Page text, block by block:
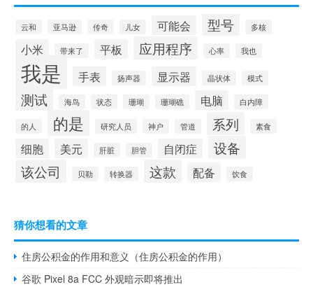
云和 亚马逊 传奇 儿女 可能会 型号 多核
小米 带来了 平板 应用程序 心率 我也
我是 手表 扬声器 显示器 晶状体 模式
测试 海鸟 状态 珊瑚 珊瑚礁 电脑 白内障
的人 的是 研究人员 神户 管道 系列 素食
细胞 美元 肝脏 胆管 自闭症
设备
该公司
贝勒 转换器 这款 配备 饮食
猜你想看的文章
住房公积金的作用和意义（住房公积金的作用）
谷歌 Pixel 8a FCC 外观暗示即将推出